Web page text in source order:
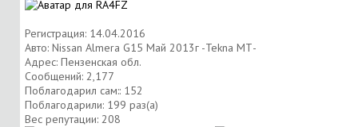
Регистрация: 14.04.2016
Авто: Nissan Almera G15 Май 2013г -Tekna МТ-
Адрес: Пензенская обл.
Сообщений: 2,177
Поблагодарил сам:: 152
Поблагодарили: 199 раз(а)
Вес репутации: 208